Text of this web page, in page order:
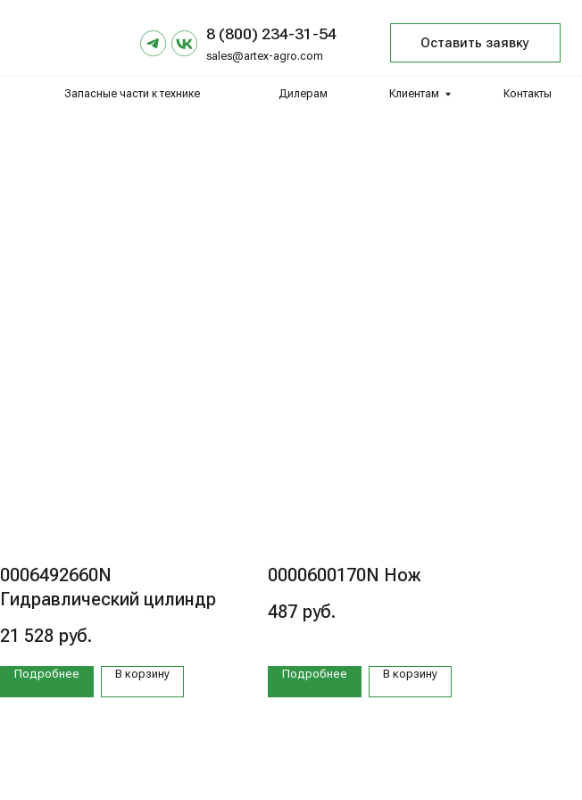
Оставить заявку
8 (800) 234-31-54
sales@artex-agro.com
0006492660N
Гидравлический цилиндр
21 528 руб.
Подробнее В корзину
0000600170N Нож
487 руб.
Подробнее В корзину